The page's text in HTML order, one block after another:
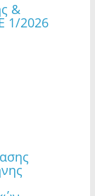
&
1/2026